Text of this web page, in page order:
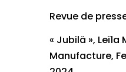
Revue de
« Jubilä », Leïla
Manufacture,